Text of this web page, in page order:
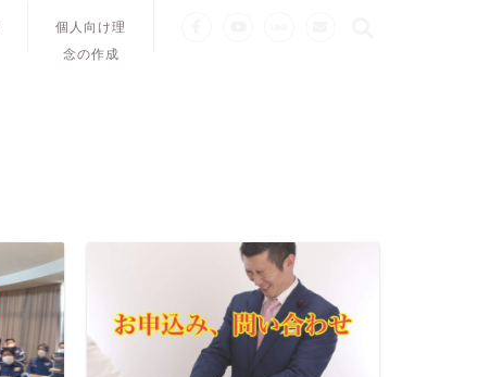
個人向け理
念の作成